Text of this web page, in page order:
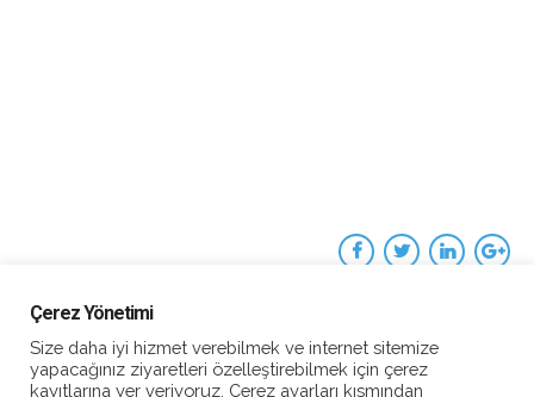
Çerez Yönetimi
Size daha iyi hizmet verebilmek ve internet sitemize
yapacağınız ziyaretleri özelleştirebilmek için çerez
kayıtlarına yer veriyoruz. Çerez ayarları kısmından